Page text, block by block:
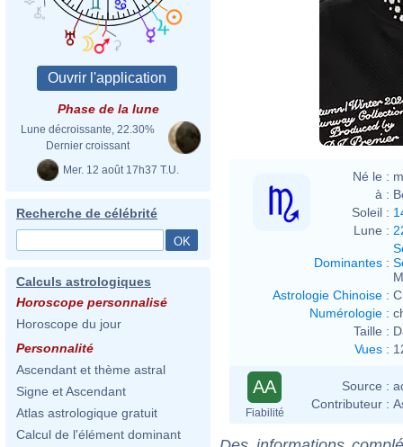
Phase de la lune
Lune décroissante, 22.30%
Dernier croissant
Mer. 12 août 17h37 T.U.
Recherche de célébrité
Calculs astrologiques
Horoscope personnalisé
Horoscope du jour
Personnalité
Ascendant et thème astral
Signe et Ascendant
Atlas astrologique gratuit
Calcul de l'élément dominant
Né le :
à :
Soleil :
Lune :
Dominantes :
Astrologie Chinoise :
Numérologie :
Taille :
Vues :
AA
Fiabilité
Source :
Contributeur :